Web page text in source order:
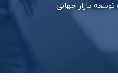
بازار جهانی